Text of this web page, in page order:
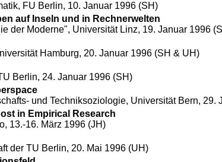
FU Berlin, 10. Januar 1996 (SH)
auf Inseln und in Rechnerwelten
der Moderne", Universität Linz, 19. Januar 1996
Hamburg, 20. Januar 1996 (SH & UH)
Berlin, 24. Januar 1996 (SH)
und Techniksoziologie, Universität Bern, 29.
in Empirical Research
13.-16. März 1996 (JH)
der TU Berlin, 20. Mai 1996 (UH)